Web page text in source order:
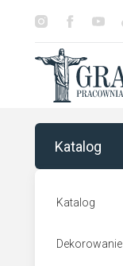
Katalog
Katalog
Dekorowanie